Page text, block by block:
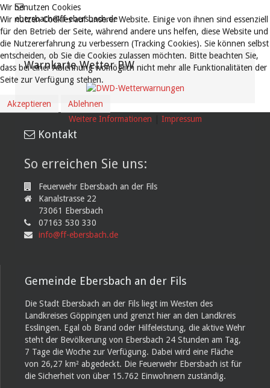
ebersbach@ff-ebersbach.de
Warnkarte Wetter BW
Kontakt
So erreichen Sie uns:
Feuerwehr Ebersbach an der Fils
Kanalstrasse 22
73061 Ebersbach
07163 530 330
info@ff-ebersbach.de
Gemeinde Ebersbach an der Fils
Die Stadt Ebersbach an der Fils liegt im Westen des
Landkreises Göppingen und grenzt hier an den Landkreis
Esslingen. Egal ob Brand oder Hilfeleistung, die aktive Wehr
steht der Bevölkerung von Ebersbach 24 Stunden am Tag,
7 Tage die Woche zur Verfügung. Dabei wird eine Fläche
von 26,27 km² abgedeckt. Die Feuerwehr Ebersbach ist für
die Sicherheit von über 15.762 Einwohnern zuständig.
Wir benutzen Cookies
Wir nutzen Cookies auf unserer Website. Einige von ihnen sind essenziell
für den Betrieb der Seite, während andere uns helfen, diese Website und
die Nutzererfahrung zu verbessern (Tracking Cookies). Sie können selbst
entscheiden, ob Sie die Cookies zulassen möchten. Bitte beachten Sie,
dass bei einer Ablehnung womöglich nicht mehr alle Funktionalitäten der
Seite zur Verfügung stehen.
Akzeptieren
Ablehnen
Weitere Informationen
Impressum